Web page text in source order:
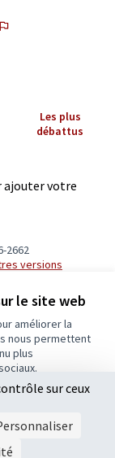
le site web
améliorer la
nous permettent
plus
Les plus
débattus
ajouter votre
2662
versions
Licence
(Lien
sur ceux